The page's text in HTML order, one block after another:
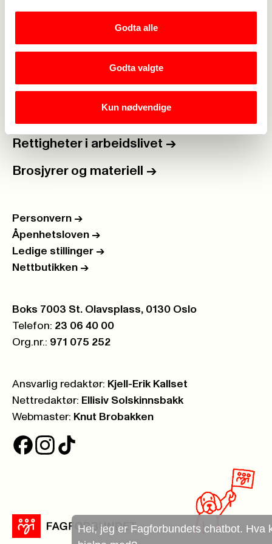
Godta alle
Godta valgte
Kun nødvendige
Hei, jeg er Fagforbundets chatbot. Hva kan jeg
->
Kalender ->
Rettigheter i arbeidslivet ->
Brosjyrer og materiell ->
Personvern ->
Åpenhetsloven ->
Ledige stillinger ->
Nettbutikken ->
Postboks:
Boks 7003 St. Olavsplass, 0130 Oslo
Telefon: 23 06 40 00
Org.nr.: 971 075 252
Ansvarlig redaktør: Kjell-Erik Kallset
Nettredaktør: Ellisiv Solskinnsbakk
Webmaster: Knut Brobakken